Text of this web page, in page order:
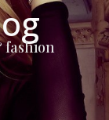
fashion